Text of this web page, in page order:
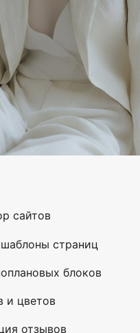
сайтов
страниц
блоков
и цветов
отзывов